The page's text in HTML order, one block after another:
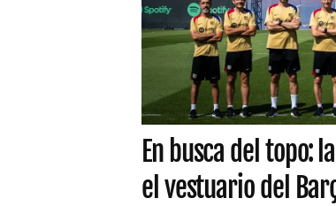
En busca del topo:
el vestuario del